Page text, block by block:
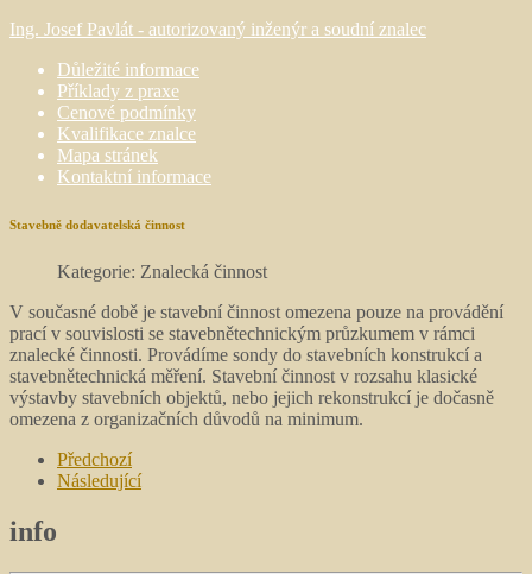
Ing. Josef Pavlát - autorizovaný inženýr a soudní znalec
Důležité informace
Příklady z praxe
Cenové podmínky
Kvalifikace znalce
Mapa stránek
Kontaktní informace
Stavebně dodavatelská činnost
Kategorie: Znalecká činnost
V současné době je stavební činnost omezena pouze na provádění
prací v souvislosti se stavebnětechnickým průzkumem v rámci
znalecké činnosti. Provádíme sondy do stavebních konstrukcí a
stavebnětechnická měření. Stavební činnost v rozsahu klasické
výstavby stavebních objektů, nebo jejich rekonstrukcí je dočasně
omezena z organizačních důvodů na minimum.
Předchozí
Následující
info